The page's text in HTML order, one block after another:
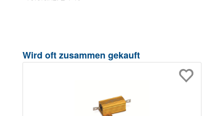
Produktgalerie überspringen
Wird oft zusammen gekauft